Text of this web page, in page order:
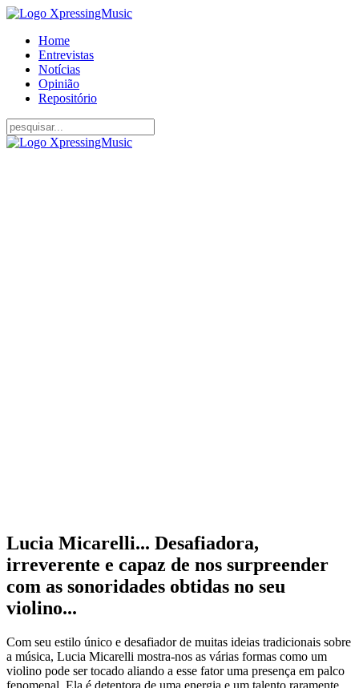
Home
Entrevistas
Notícias
Opinião
Repositório
Lucia Micarelli... Desafiadora,
irreverente e capaz de nos surpreender
com as sonoridades obtidas no seu
violino...
Com seu estilo único e desafiador de muitas ideias tradicionais sobre
a música, Lucia Micarelli mostra-nos as várias formas como um
violino pode ser tocado aliando a esse fator uma presença em palco
fenomenal. Ela é detentora de uma energia e um talento raramente